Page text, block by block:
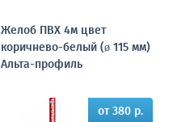
Желоб ПВХ 4м цвет
коричнево-белый (ø 115 мм)
Альта-профиль
от 380 р.